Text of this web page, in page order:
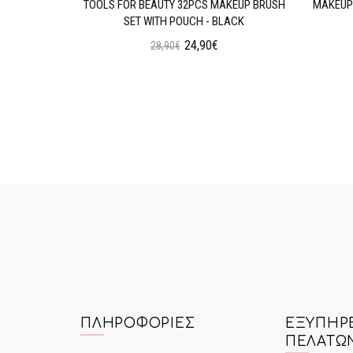
TOOLS FOR BEAUTY 32PCS MAKEUP BRUSH
SET WITH POUCH - BLACK
28,90€ 24,90€
ΠΛΗΡΟΦΟΡΊΕΣ